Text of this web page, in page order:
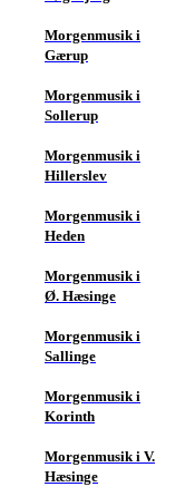
Morgenmusik i
Gærup
Morgenmusik i
Sollerup
Morgenmusik i
Hillerslev
Morgenmusik i
Heden
Morgenmusik i
Ø. Hæsinge
Morgenmusik i
Sallinge
Morgenmusik i
Korinth
Morgenmusik i V.
Hæsinge